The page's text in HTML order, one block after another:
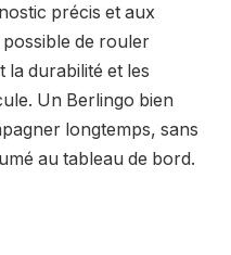
précis et aux
de rouler
la durabilité et les
Un Berlingo bien
longtemps, sans
au tableau de bord.